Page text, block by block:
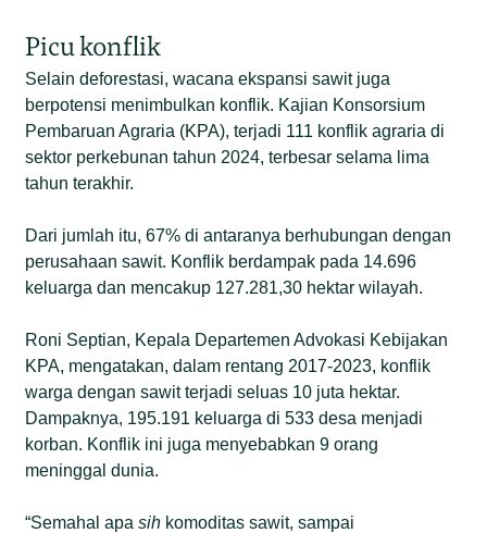
Picu konflik
Selain deforestasi, wacana ekspansi sawit juga
berpotensi menimbulkan konflik. Kajian Konsorsium
Pembaruan Agraria (KPA), terjadi 111 konflik agraria di
sektor perkebunan tahun 2024, terbesar selama lima
tahun terakhir.
Dari jumlah itu, 67% di antaranya berhubungan dengan
perusahaan sawit. Konflik berdampak pada 14.696
keluarga dan mencakup 127.281,30 hektar wilayah.
Roni Septian, Kepala Departemen Advokasi Kebijakan
KPA, mengatakan, dalam rentang 2017-2023, konflik
warga dengan sawit terjadi seluas 10 juta hektar.
Dampaknya, 195.191 keluarga di 533 desa menjadi
korban. Konflik ini juga menyebabkan 9 orang
meninggal dunia.
“Semahal apasih komoditas sawit, sampai